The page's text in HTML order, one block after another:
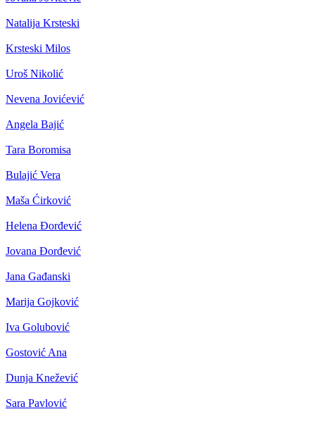
Natalija Krsteski
Krsteski Milos
Uroš Nikolić
Nevena Jovićević
Angela Bajić
Tara Boromisa
Bulajić Vera
Maša Ćirković
Helena Đorđević
Jovana Đorđević
Jana Gađanski
Marija Gojković
Iva Golubović
Gostović Ana
Dunja Knežević
Sara Pavlović